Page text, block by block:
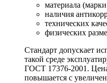
материала
наличия
технических
физических
Стандарт допускает
такой среде
ГОСТ 17376-2001.
повышается с